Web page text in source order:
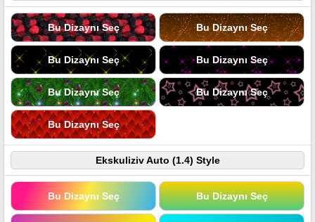
Bu Dizaynı Seç Bu Dizaynı Seç
Bu Dizaynı Seç Bu Dizaynı Seç
Bu Dizaynı Seç Bu Dizaynı Seç
Bu Dizaynı Seç
Ekskuliziv Auto (1.4) Style
Bu Dizaynı Seç Bu Dizaynı Seç